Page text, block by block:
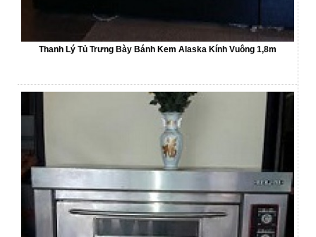
Thanh Lý Tủ Trưng Bày Bánh Kem Alaska Kính Vuông 1,8m